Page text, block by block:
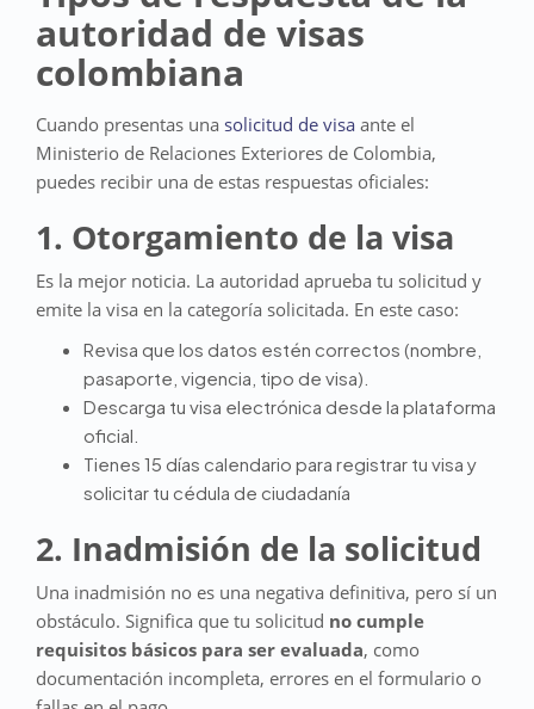
autoridad de visas
colombiana
Cuando presentas una solicitud de visa ante el
Ministerio de Relaciones Exteriores de Colombia,
puedes recibir una de estas respuestas oficiales:
1. Otorgamiento de la visa
Es la mejor noticia. La autoridad aprueba tu solicitud y
emite la visa en la categoría solicitada. En este caso:
Revisa que los datos estén correctos (nombre,
pasaporte, vigencia, tipo de visa).
Descarga tu visa electrónica desde la plataforma
oficial.
Tienes 15 días calendario para registrar tu visa y
solicitar tu cédula de ciudadanía
2. Inadmisión de la solicitud
Una inadmisión no es una negativa definitiva, pero sí un
obstáculo. Significa que tu solicitud no cumple
requisitos básicos para ser evaluada, como
documentación incompleta, errores en el formulario o